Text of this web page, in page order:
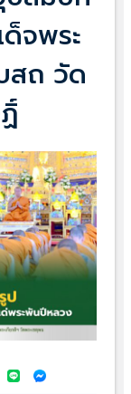
จพระ
สถ วัด